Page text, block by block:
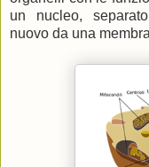
un nucleo,
nuovo da una